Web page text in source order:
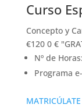
Curso
Concepto y
€120 0 €
Nº de
Programa
MATRICÚLATE